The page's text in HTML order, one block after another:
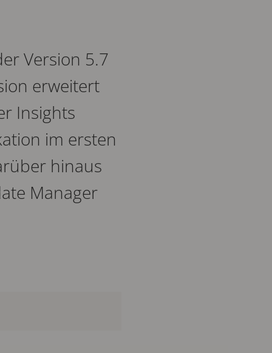
Version 5.7
erweitert
Insights
im ersten
hinaus
Manager